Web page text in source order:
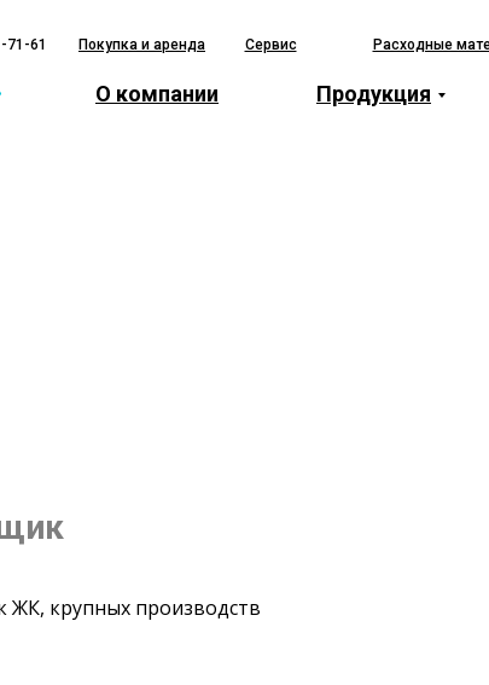
Сервис
71-61 Расходные
Продукция
О компании
Покупка и аренда
ЖК, крупных производств